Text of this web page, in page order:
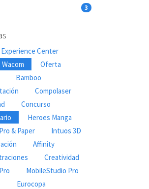
3
Experience Center
Oferta
Bamboo
Compolaser
Concurso
Heroes Manga
& Paper
Intuos 3D
Affinity
Creatividad
MobileStudio Pro
Eurocopa